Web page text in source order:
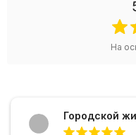
На
Городской